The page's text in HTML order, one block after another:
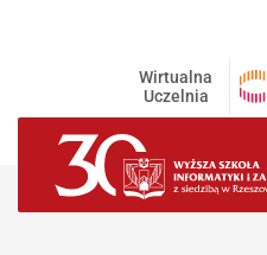
Wirtualna
Uczelnia